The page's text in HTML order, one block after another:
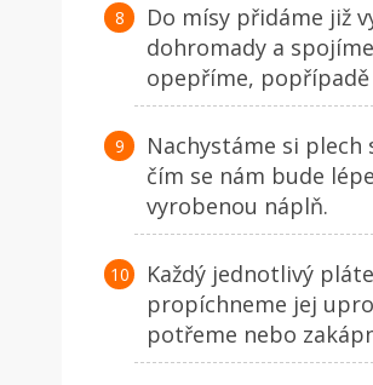
Do mísy přidáme již
dohromady a
opepříme,
Nachystáme si plech
čím se nám bude
vyrobenou náplň.
Každý jednotlivý
propíchneme jej
potřeme nebo